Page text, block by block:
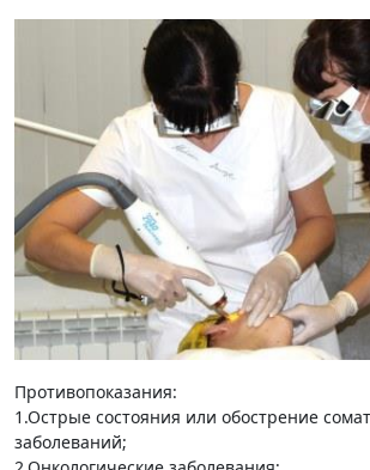
Противопоказания:
1.Острые состояния или обострение
заболеваний;